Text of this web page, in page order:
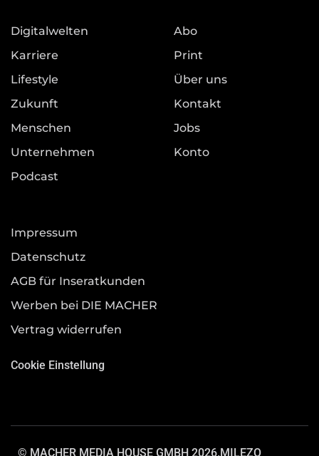
Digitalwelten
Karriere
Lifestyle
Zukunft
Menschen
Unternehmen
Podcast
Abo
Print
Über uns
Kontakt
Jobs
Konto
Impressum
Datenschutz
AGB für Inseratkunden
Werben bei DIE MACHER
Vertrag widerrufen
Cookie Einstellung
© MACHER MEDIA HOUSE GMBH 2026.MILEZO